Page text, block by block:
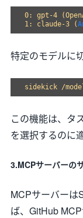
0: gpt-4
1: claude-3 (
特定のモデルに
この機能は、タ
を選択するのに
3.MCPサーバーの
MCPサーバーは
ば、GitHub